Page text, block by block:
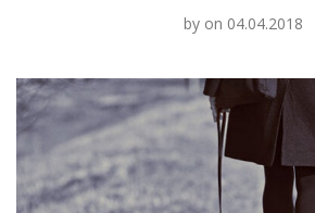
by on 04.04.2018